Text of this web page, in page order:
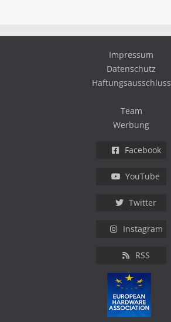
Impressum
Datenschutz
Haftungsausschluss
Team
Werbung
Facebook
YouTube
Twitter
Instagram
RSS